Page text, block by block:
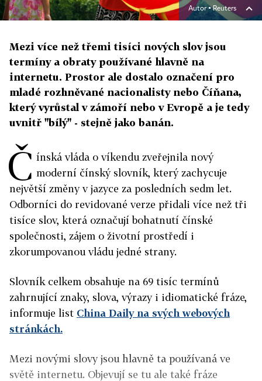
Autor ▪Reuters
Mezi více než třemi tisíci nových slov jsou
termíny a obraty používané hlavně na
internetu. Prostor ale dostalo označení pro
mladé rozhněvané nacionalisty nebo Číňana,
který vyrůstal v zámoří nebo v Evropě a je tedy
uvnitř "bílý" - stejně jako banán.
Č ínská vláda o víkendu zveřejnila nový
moderní čínský slovník, který zachycuje
největší změny v jazyce za posledních sedm let.
Odborníci do revidované verze přidali více než tři
tisíce slov, která označují bohatnutí čínské
společnosti, zájem o životní prostředí i
zkorumpovanou vládu jedné strany.
Slovník celkem obsahuje na 69 tisíc termínů
zahrnující znaky, slova, výrazy i idiomatické fráze,
informuje list China Daily na svých webových
stránkách.
Mezi novými slovy jsou hlavně ta používaná ve
světě internetu. Objevují se tu ale také fráze